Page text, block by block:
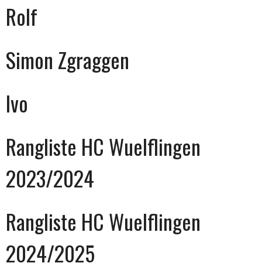
Rolf
Simon Zgraggen
Ivo
Rangliste HC Wuelflingen
2023/2024
Rangliste HC Wuelflingen
2024/2025